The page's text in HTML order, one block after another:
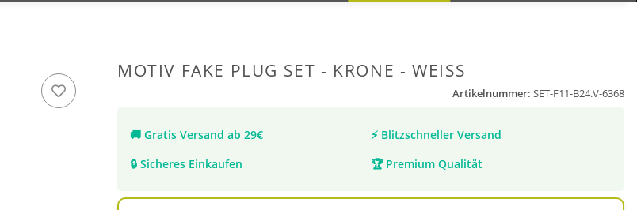
MOTIV FAKE PLUG SET - KRONE - WEISS
Artikelnummer: SET-F11-B24.V-6368
🚚 Gratis Versand ab 29€ ⚡ Blitzschneller Versand
🔒 Sicheres Einkaufen 🏆 Premium Qualität